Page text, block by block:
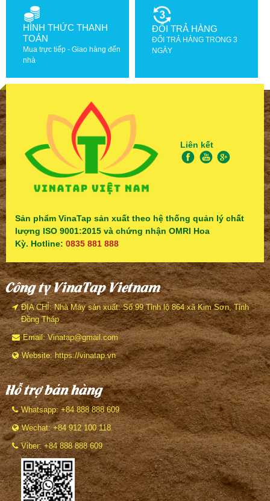
HÌNH THỨC THANH
TOÁN
Mua trực tiếp - Giao hàng đến
nhà
ĐỔI TRẢ HÀNG
ĐỔI TRẢ HÀNG TRONG 3
NGÀY
Liên kết
Sản phẩm VinaTap sản xuất theo hệ thống quản lý chất
lượng ISO 9001:2015 và chứng nhận OMRI Hoa
Kỳ. Hotline: 0835 881 888
Công ty VinaTap Vietnam
ĐỊA CHỈ: Nhà Máy sản xuất: Số 99 Tỉnh lộ 864 xã Kim Sơn, Tỉnh
Đồng Tháp
Email: Vinatap@gmail.com
Website: https://vinatap.vn
Hỗ trợ bán hàng
Whatsapp: +84 888 888 609
Wechat: +84 912 100 118
Viber: +84 888 888 609